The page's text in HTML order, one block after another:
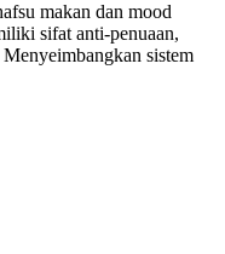
makan dan mood
sifat anti-penuaan,
sistem